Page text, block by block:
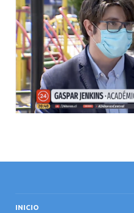
INICIO